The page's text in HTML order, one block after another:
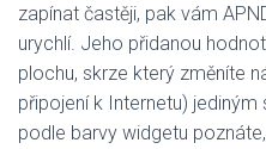
zapínat častěji, pak vám
urychlí. Jeho přidanou
plochu, skrze který změníte
připojení k Internetu)
podle barvy widgetu